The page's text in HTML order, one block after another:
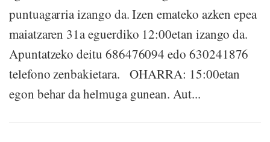
puntuagarria izango da. Izen emateko azken epea
maiatzaren 31a eguerdiko 12:00etan izango da.
Apuntatzeko deitu 686476094 edo 630241876
telefono zenbakietara. OHARRA: 15:00etan
egon behar da helmuga gunean. Aut...